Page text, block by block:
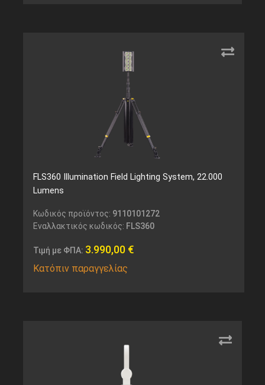
FLS360 Illumination Field Lighting System, 22.000
Lumens
Κωδικός προϊόντος: 9110101272
Εναλλακτικός κωδικός: FLS360
Τιμή με ΦΠΑ: 3.990,00 €
Κατόπιν παραγγελίας